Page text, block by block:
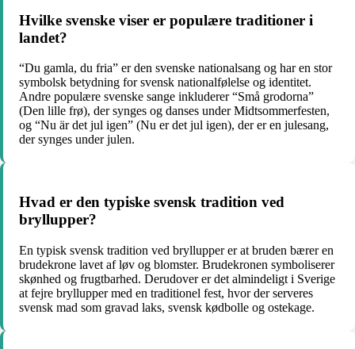
Hvilke svenske viser er populære traditioner i
landet?
“Du gamla, du fria” er den svenske nationalsang og har en stor
symbolsk betydning for svensk nationalfølelse og identitet.
Andre populære svenske sange inkluderer “Små grodorna”
(Den lille frø), der synges og danses under Midtsommerfesten,
og “Nu är det jul igen” (Nu er det jul igen), der er en julesang,
der synges under julen.
Hvad er den typiske svensk tradition ved
bryllupper?
En typisk svensk tradition ved bryllupper er at bruden bærer en
brudekrone lavet af løv og blomster. Brudekronen symboliserer
skønhed og frugtbarhed. Derudover er det almindeligt i Sverige
at fejre bryllupper med en traditionel fest, hvor der serveres
svensk mad som gravad laks, svensk kødbolle og ostekage.